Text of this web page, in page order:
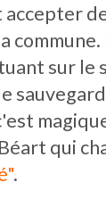
sur le
qui
.